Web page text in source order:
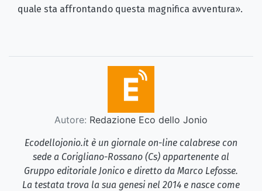
quale sta affrontando questa magnifica avventura».
Autore: Redazione Eco dello Jonio
Ecodellojonio.it è un giornale on-line calabrese con
sede a Corigliano-Rossano (Cs) appartenente al
Gruppo editoriale Jonico e diretto da Marco Lefosse.
La testata trova la sua genesi nel 2014 e nasce come